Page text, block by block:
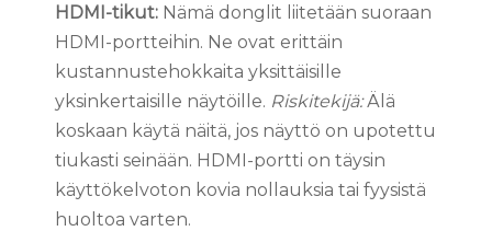
HDMI-tikut: Nämä donglit liitetään suoraan
HDMI-portteihin. Ne ovat erittäin
kustannustehokkaita yksittäisille
yksinkertaisille näytöille. Riskitekijä:Älä
koskaan käytä näitä, jos näyttö on upotettu
tiukasti seinään. HDMI-portti on täysin
käyttökelvoton kovia nollauksia tai fyysistä
huoltoa varten.